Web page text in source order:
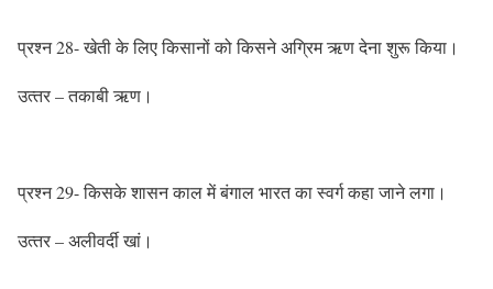
प्रश्‍न 28- खेती के लिए किसानों को किसने अग्रिम ऋण देना शुरू किया।
उत्‍तर – तकाबी ऋण।
प्रश्‍न 29- किसके शासन काल में बंगाल भारत का स्‍वर्ग कहा जाने लगा।
उत्‍तर – अलीवर्दी खां।